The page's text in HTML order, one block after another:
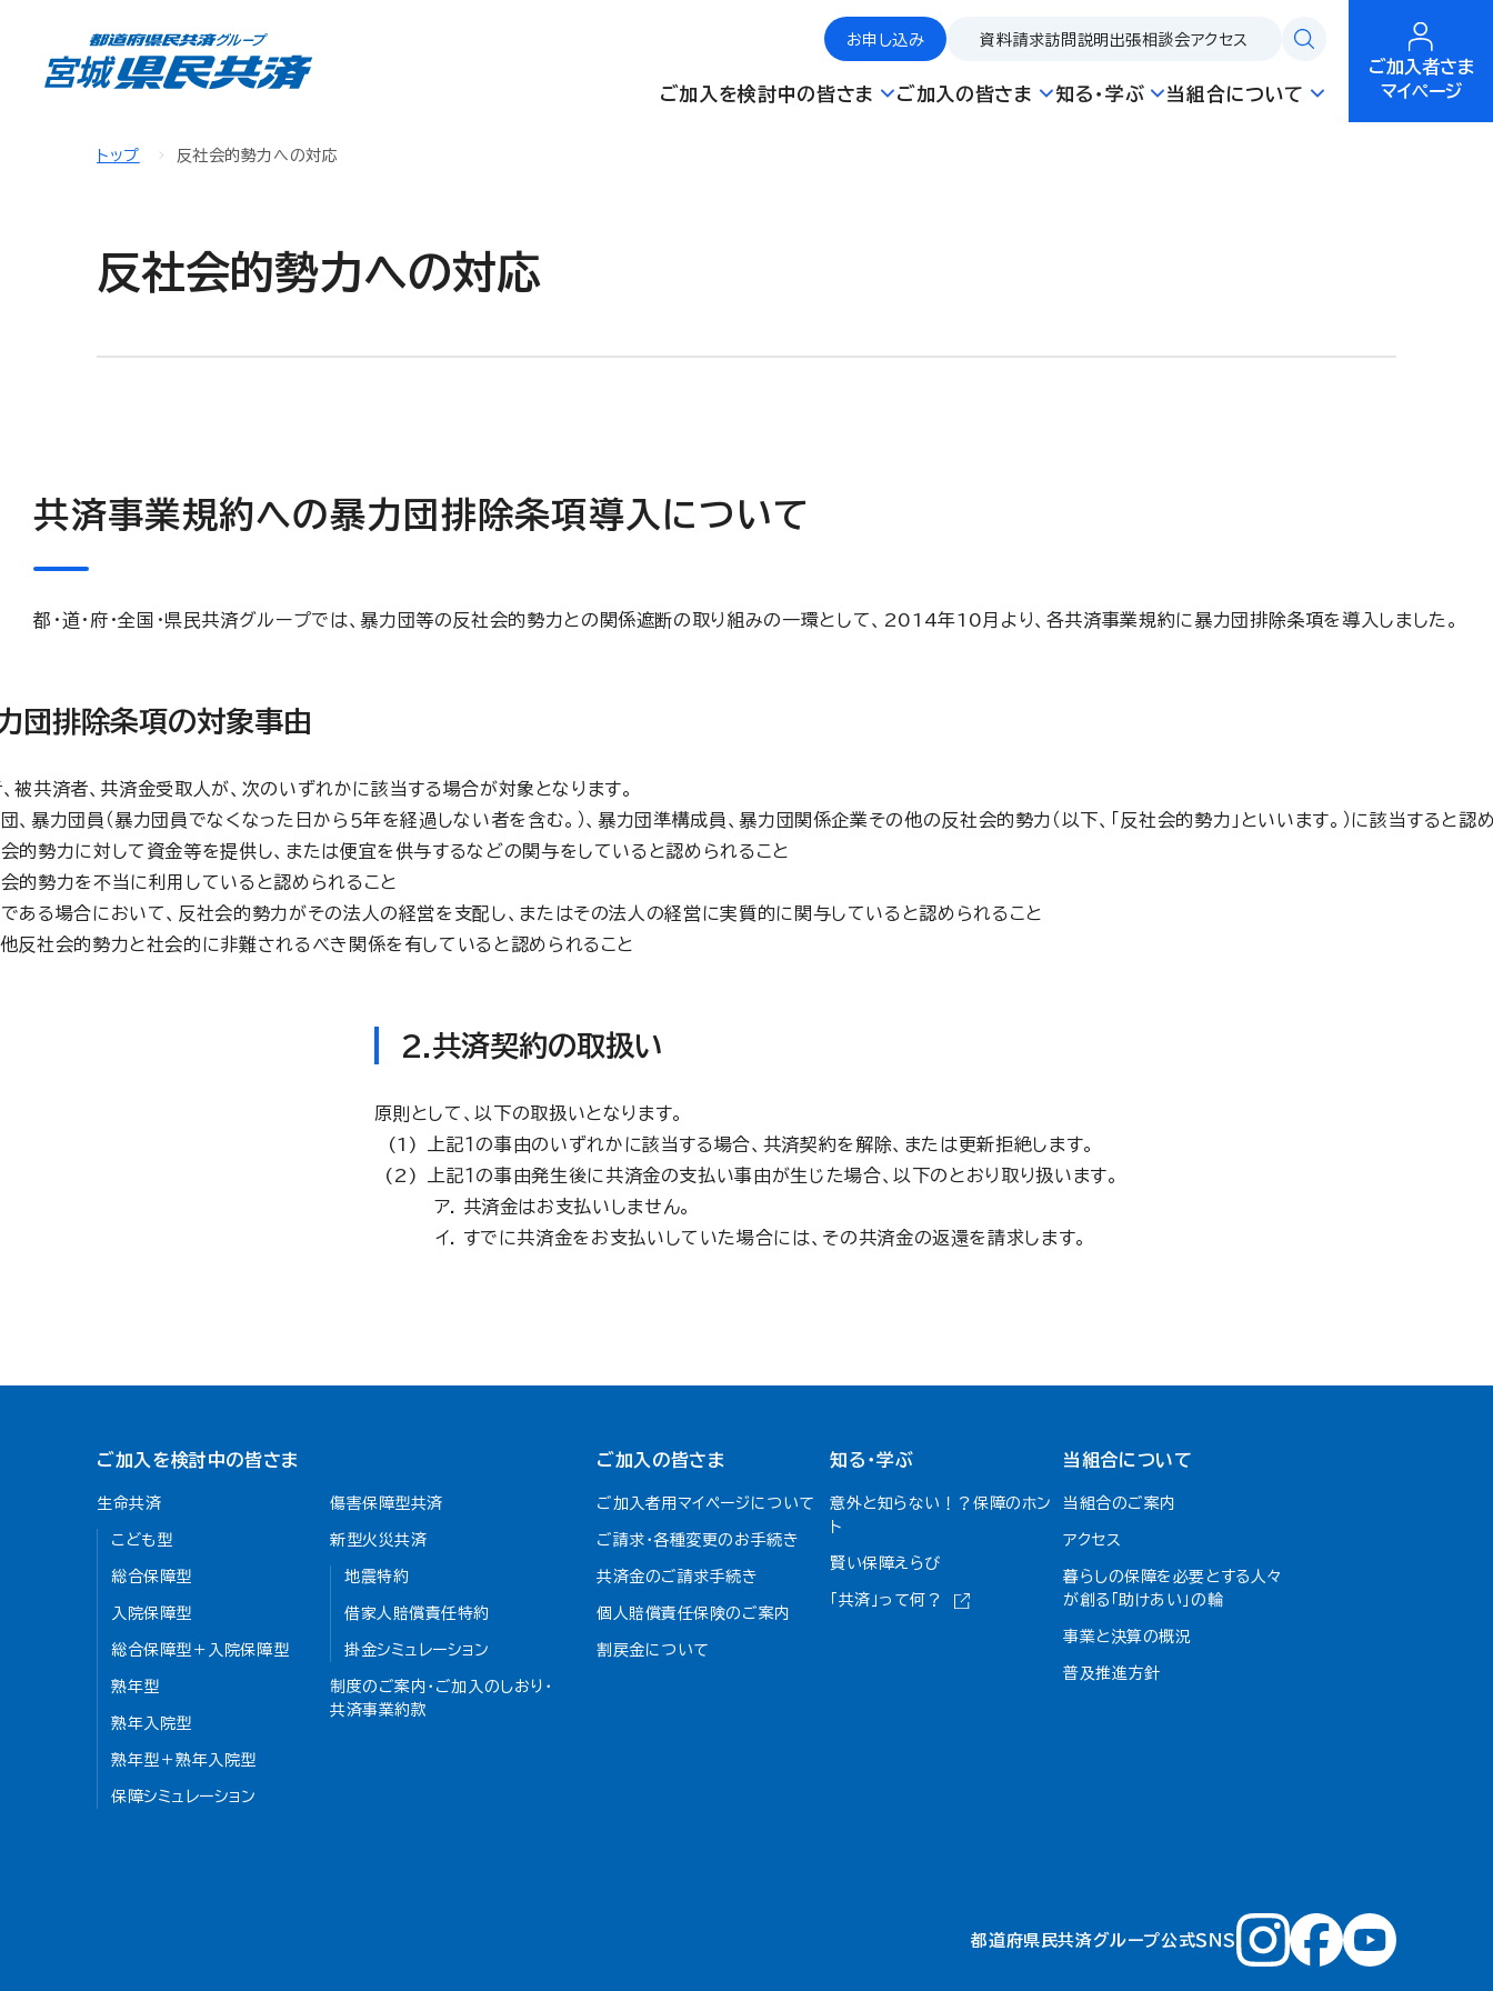
お申し込み 資料請求訪問説明 出張相談会アクセス
ご加入を検討中の皆さま ご加入の皆さま 知る・学ぶ 当組合について
ご加入者さま
マイページ
トップ 反社会的勢力への対応
反社会的勢力への対応
共済事業規約への暴力団排除条項導入について
都･道･府･全国･県民共済グループでは、暴力団等の反社会的勢力との関係遮断の取り組みの一環として、2014年10月より、各共済事業規約に暴力団排除条項を導入しました。
団排除条項の対象事由
被共済者、共済金受取人が、次のいずれかに該当する場合が対象となります。
、暴力団員（暴力団員でなくなった日から５年を経過しない者を含む。）、暴力団準構成員、暴力団関係企業その他の反社会的勢力（以下、「反社会的勢力」といいます。）に該当すると認
的勢力に対して資金等を提供し、または便宜を供与するなどの関与をしていると認められること
的勢力を不当に利用していると認められること
ある場合において、反社会的勢力がその法人の経営を支配し、またはその法人の経営に実質的に関与していると認められること
反社会的勢力と社会的に非難されるべき関係を有していると認められること
2.共済契約の取扱い
原則として、以下の取扱いとなります。
上記１の事由のいずれかに該当する場合、共済契約を解除、または更新拒絶します。
上記１の事由発生後に共済金の支払い事由が生じた場合、以下のとおり取り扱います。
共済金はお支払いしません。
すでに共済金をお支払いしていた場合には、その共済金の返還を請求します。
ご加入を検討中の皆さま
生命共済
こども型
総合保障型
入院保障型
総合保障型＋入院保障型
熟年型
熟年入院型
熟年型＋熟年入院型
保障シミュレーション
傷害保障型共済
新型火災共済
地震特約
借家人賠償責任特約
掛金シミュレーション
制度のご案内・ご加入のしおり・
共済事業約款
ご加入の皆さま
ご加入者用マイページについて
ご請求・各種変更のお手続き
共済金のご請求手続き
個人賠償責任保険のご案内
割戻金について​
知る・学ぶ
意外と知らない！？保障のホン
ト
賢い保障えらび
「共済」って何？
当組合について
当組合のご案内
アクセス
暮らしの保障を必要とする人々
が創る「助けあい」の輪
事業と決算の概況
普及推進方針
都道府県民共済グループ公式ＳＮＳ